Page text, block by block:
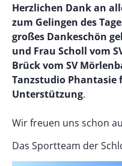
Herzlichen Dank an
zum Gelingen des
großes Dankeschön
und Frau Scholl vom
Brück vom SV
Tanzstudio Phantasie
Unterstützung.
Wir freuen uns schon
Das Sportteam der